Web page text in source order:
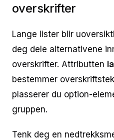
overskrifter
Lange lister blir
deg dele alternativene
overskrifter. Attributten
bestemmer
plasserer du option-
gruppen.
Tenk deg en